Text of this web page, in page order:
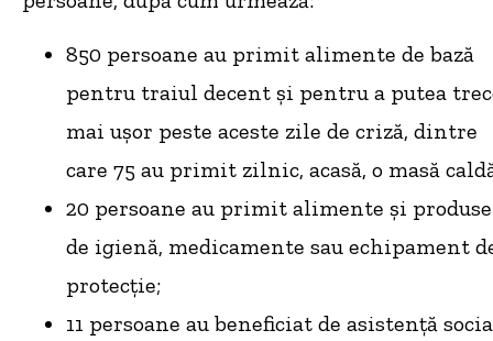
850 persoane au primit alimente de bază
pentru traiul decent și pentru a putea
mai ușor peste aceste zile de criză, dintre
care 75 au primit zilnic, acasă, o masă
20 persoane au primit alimente și produse
de igienă, medicamente sau echipament
protecție;
11 persoane au beneficiat de asistență